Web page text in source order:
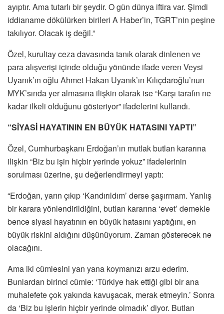
ayıptır. Ama tutarlı bir şeydir. O gün dünya iftira var. Şimdi
iddianame dökülürken birileri A Haber’in, TGRT’nin peşine
takılıyor. Olacak iş değil.”
Özel, kurultay ceza davasında tanık olarak dinlenen ve
para alışverişi içinde olduğu yönünde ifade veren Veysi
Uyanık’ın oğlu Ahmet Hakan Uyanık’ın Kılıçdaroğlu’nun
MYK’sında yer almasına ilişkin olarak ise “Karşı tarafın ne
kadar ilkeli olduğunu gösteriyor” ifadelerini kullandı.
“SİYASİ HAYATININ EN BÜYÜK HATASINI YAPTI”
Özel, Cumhurbaşkanı Erdoğan’ın mutlak butlan kararına
ilişkin “Biz bu işin hiçbir yerinde yokuz” ifadelerinin
sorulması üzerine, şu değerlendirmeyi yaptı:
“Erdoğan, yarın çıkıp ‘Kandırıldım’ derse şaşırmam. Yanlış
bir karara yönlendirildiğini, butlan kararına ‘evet’ demekle
bence siyasi hayatının en büyük hatasını yaptığını, en
büyük riskini aldığını düşünüyorum. Zaman gösterecek ne
olacağını.
Ama iki cümlesini yan yana koymanızı arzu ederim.
Bunlardan birinci cümle: ‘Türkiye hak ettiği gibi bir ana
muhalefete çok yakında kavuşacak, merak etmeyin.’ Sonra
da ‘Biz bu işlerin hiçbir yerinde olmadık’ diyor. Butlan